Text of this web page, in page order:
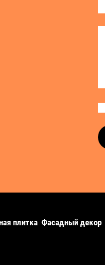
плитка Фасадный декор